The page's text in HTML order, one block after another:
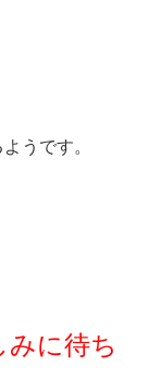
うです。
みに待ち